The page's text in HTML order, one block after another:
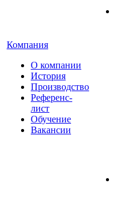
Компания
О компании
История
Производство
Референс-
лист
Обучение
Вакансии